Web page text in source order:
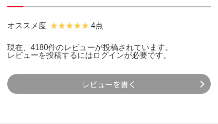
オススメ度 4点
現在、4180件のレビューが投稿されています。
レビューを投稿するには ログインが必要です。
レビューを書く